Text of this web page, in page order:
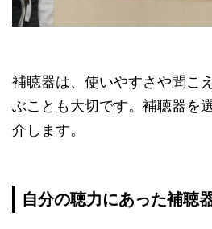
補聴器は、使いやすさや聞こ
ぶことも大切です。補聴器を
介します。
自分の聴力にあった補聴